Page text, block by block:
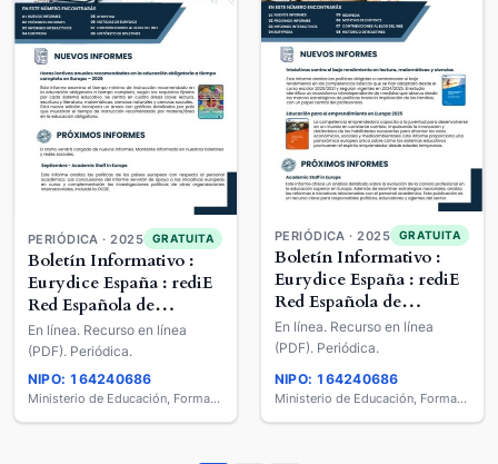
PERIÓDICA · 2025 GRATUITA
Boletín Informativo :
Eurydice España : rediE
Red Española de
Información sobre
Educación
En línea. Recurso en línea
(PDF). Periódica.
NIPO: 164240686
Ministerio de Educación, Formación Profesional y Deportes
PERIÓDICA · 2025 GRATUITA
Boletín Informativo :
Eurydice España : rediE
Red Española de
Información sobre
En línea. Recurso en línea
NIPO: 164240686
Ministerio de Educación, Formación Profesional y Deportes